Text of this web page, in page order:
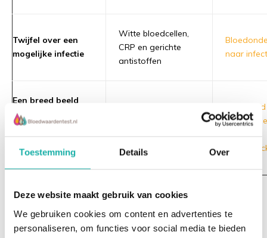
Toestemming Details Over
Deze website maakt gebruik van cookies
We gebruiken cookies om content en advertenties te
personaliseren, om functies voor social media te bieden
Twijfel over een
mogelijke infectie
Witte bloedcellen,
CRP en gerichte
antistoffen
naar
Een breed beeld
willen voor
algemene
leefstijl
vitaliteit
Uitgebreid
Wat meet een bloedonderzoek
precies?